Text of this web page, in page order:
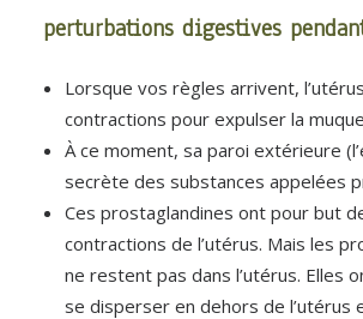
perturbations digestives
Lorsque vos règles arrivent,
contractions pour expulser la
À ce moment, sa paroi extérieure
secrète des substances appelées
Ces prostaglandines ont pour but
contractions de l’utérus. Mais les
ne restent pas dans l’utérus. Elles
se disperser en dehors de l’utérus